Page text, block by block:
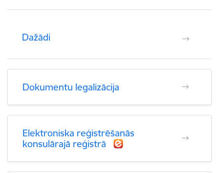
Dažādi
Dokumentu legalizācija
Elektroniska reģistrēšanās
konsulārajā reģistrā